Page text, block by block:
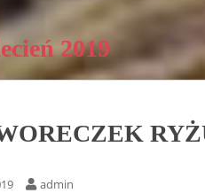
2019
admin